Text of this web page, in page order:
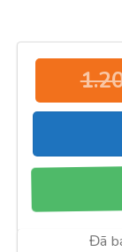
Đã